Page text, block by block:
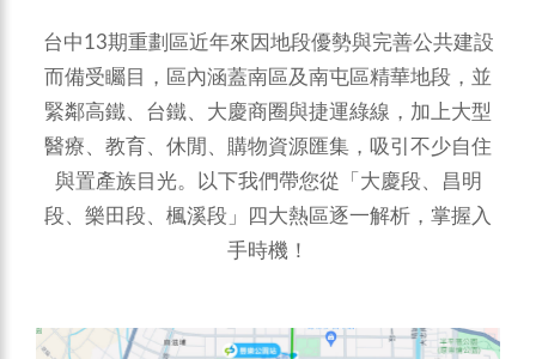
台中13期重劃區近年來因地段優勢與完善公共建設
而備受矚目，區內涵蓋南區及南屯區精華地段，並
緊鄰高鐵、台鐵、大慶商圈與捷運綠線，加上大型
醫療、教育、休閒、購物資源匯集，吸引不少自住
與置產族目光。以下我們帶您從「大慶段、昌明
段、樂田段、楓溪段」四大熱區逐一解析，掌握入
手時機！